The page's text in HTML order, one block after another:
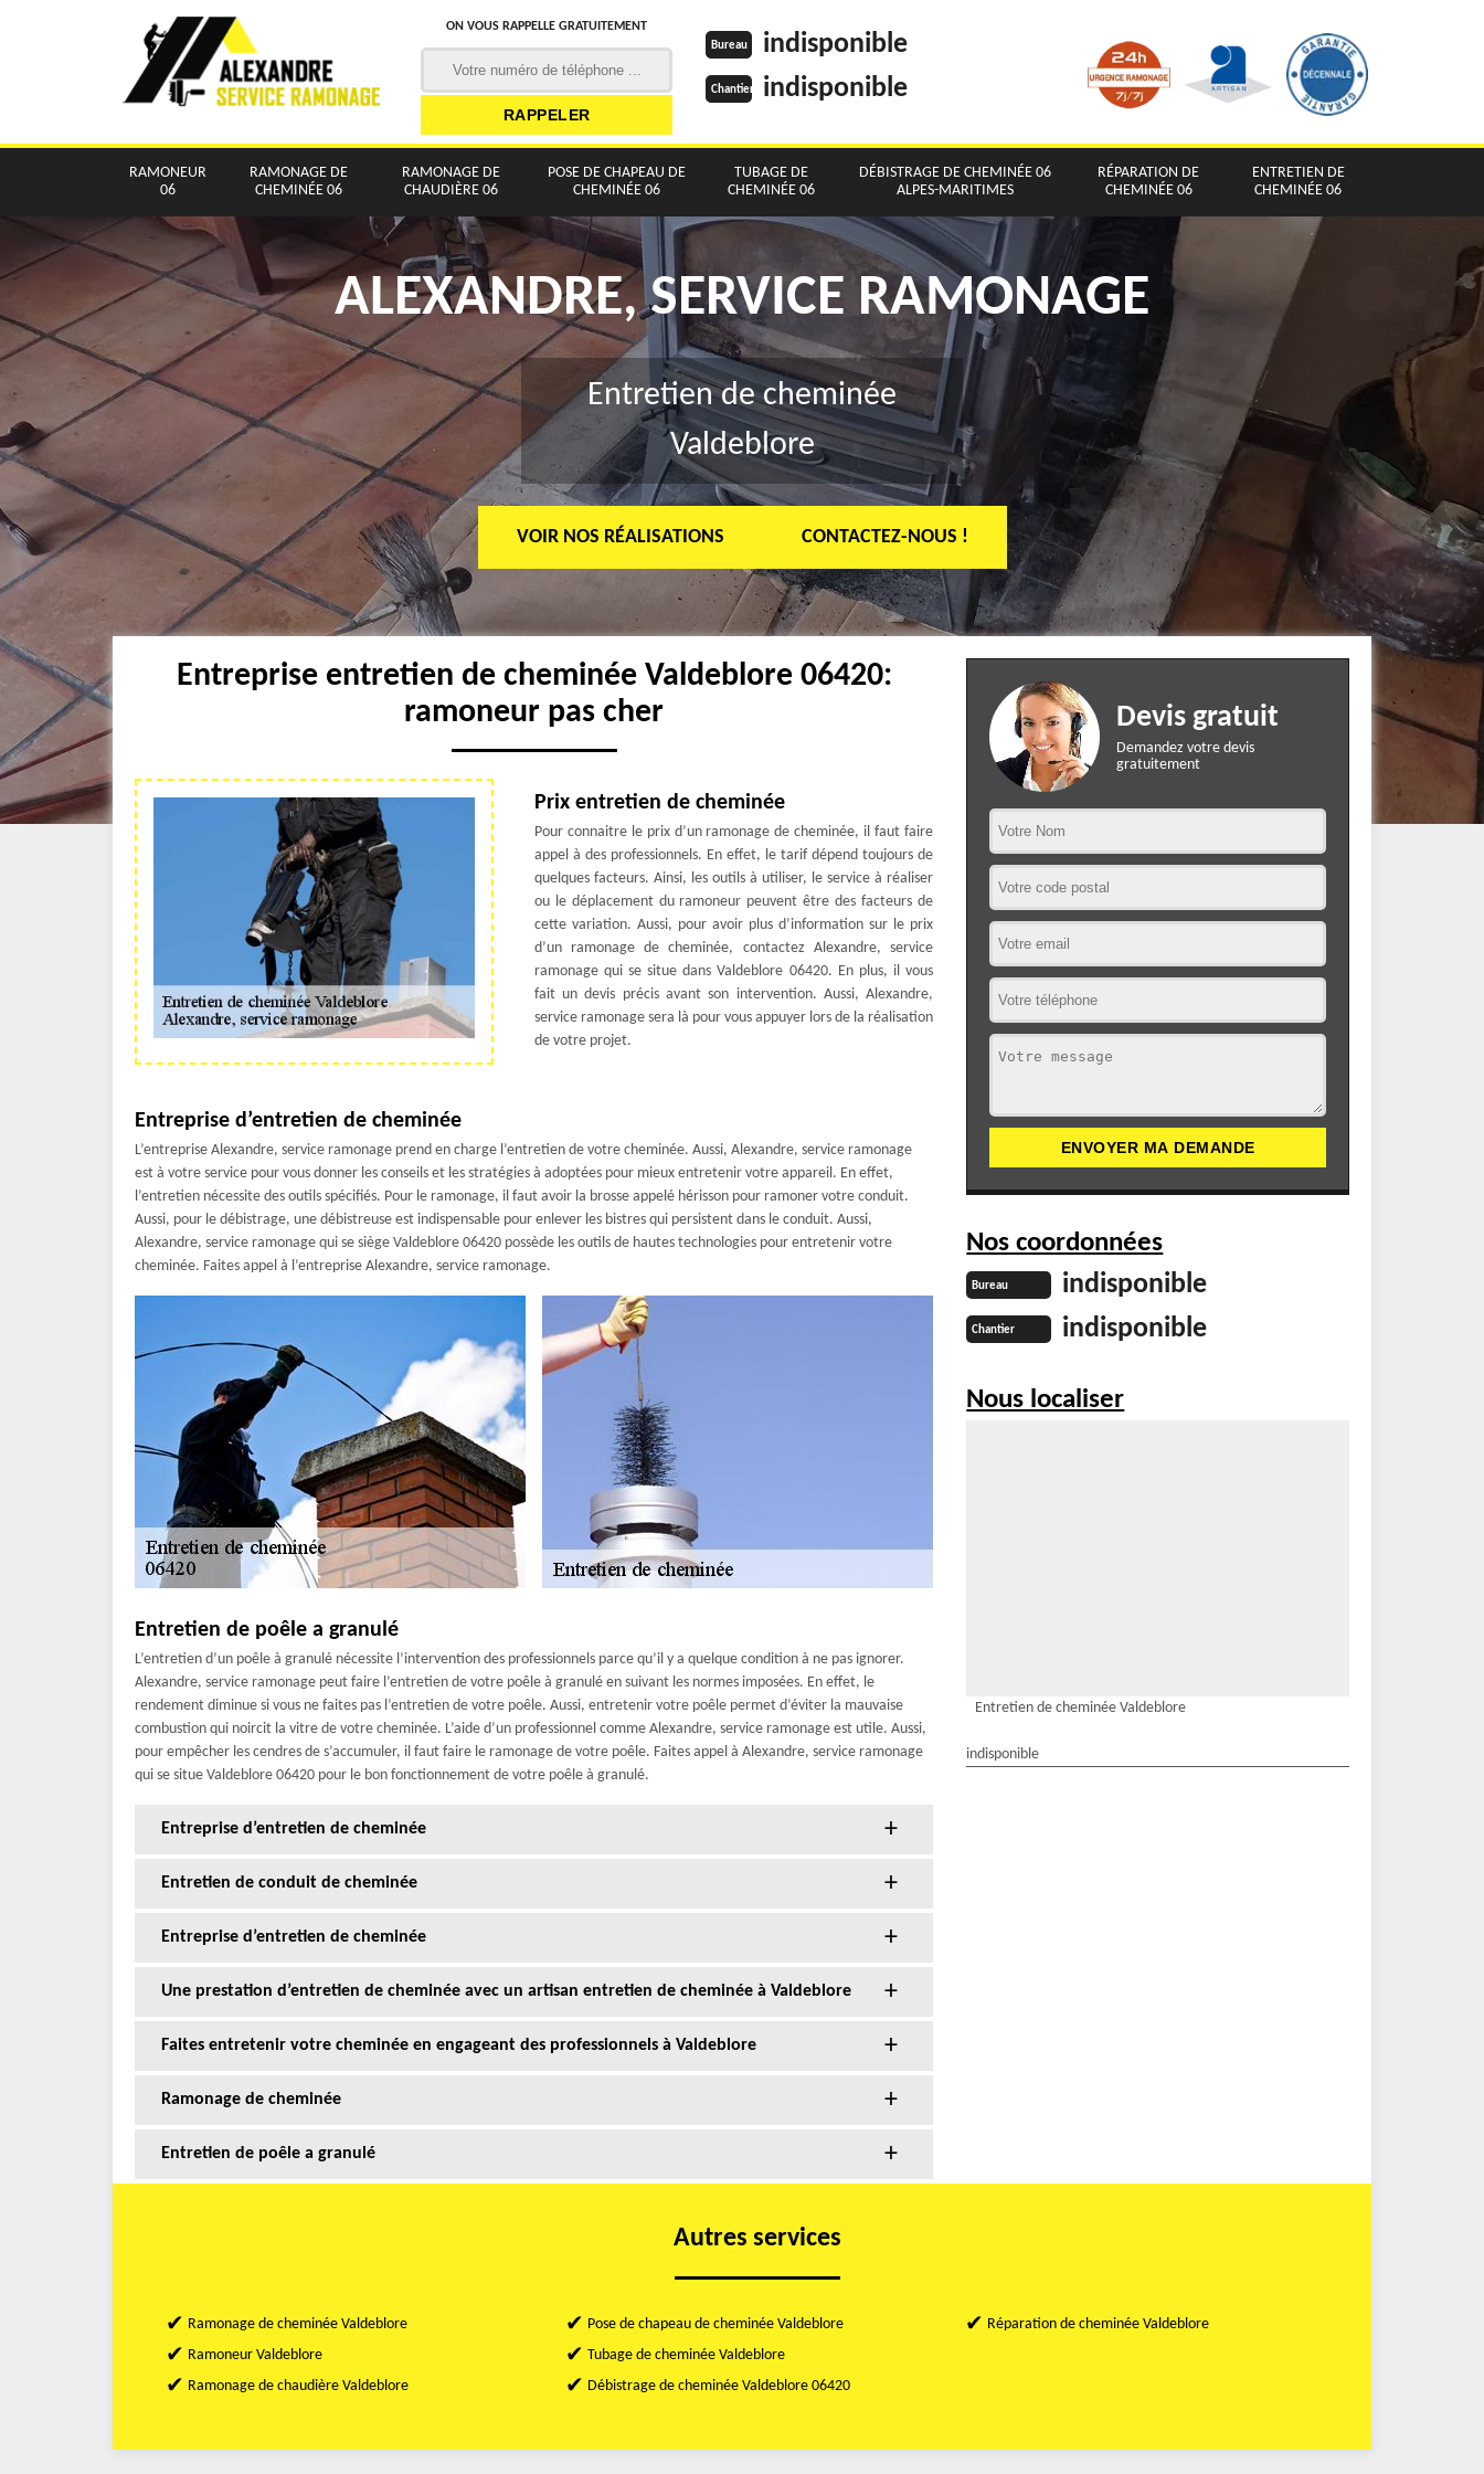
ON VOUS RAPPELLE GRATUITEMENT
Bureau indisponible
Chantier indisponible
RAMONEUR
06
RAMONAGE DE
CHEMINÉE 06
RAMONAGE DE
CHAUDIÈRE 06
POSE DE CHAPEAU DE
CHEMINÉE 06
TUBAGE DE
CHEMINÉE 06
DÉBISTRAGE DE CHEMINÉE 06
ALPES-MARITIMES
RÉPARATION DE
CHEMINÉE 06
ENTRETIEN DE
CHEMINÉE 06
ALEXANDRE, SERVICE RAMONAGE
Entretien de cheminée
Valdeblore
VOIR NOS RÉALISATIONS CONTACTEZ-NOUS !
Entreprise entretien de cheminée Valdeblore 06420:
ramoneur pas cher
Prix entretien de cheminée
Pour connaitre le prix d’un ramonage de cheminée, il faut faire
appel à des professionnels. En effet, le tarif dépend toujours de
quelques facteurs. Ainsi, les outils à utiliser, le service à réaliser
ou le déplacement du ramoneur peuvent être des facteurs de
cette variation. Aussi, pour avoir plus d’information sur le prix
d’un ramonage de cheminée, contactez Alexandre, service
ramonage qui se situe dans Valdeblore 06420. En plus, il vous
fait un devis précis avant son intervention. Aussi, Alexandre,
service ramonage sera là pour vous appuyer lors de la réalisation
de votre projet.
Entreprise d’entretien de cheminée
L’entreprise Alexandre, service ramonage prend en charge l’entretien de votre cheminée. Aussi, Alexandre, service ramonage
est à votre service pour vous donner les conseils et les stratégies à adoptées pour mieux entretenir votre appareil. En effet,
l’entretien nécessite des outils spécifiés. Pour le ramonage, il faut avoir la brosse appelé hérisson pour ramoner votre conduit.
Aussi, pour le débistrage, une débistreuse est indispensable pour enlever les bistres qui persistent dans le conduit. Aussi,
Alexandre, service ramonage qui se siège Valdeblore 06420 possède les outils de hautes technologies pour entretenir votre
cheminée. Faites appel à l’entreprise Alexandre, service ramonage.
Entretien de poêle a granulé
L’entretien d’un poêle à granulé nécessite l’intervention des professionnels parce qu’il y a quelque condition à ne pas ignorer.
Alexandre, service ramonage peut faire l’entretien de votre poêle à granulé en suivant les normes imposées. En effet, le
rendement diminue si vous ne faites pas l’entretien de votre poêle. Aussi, entretenir votre poêle permet d’éviter la mauvaise
combustion qui noircit la vitre de votre cheminée. L’aide d’un professionnel comme Alexandre, service ramonage est utile. Aussi,
pour empêcher les cendres de s’accumuler, il faut faire le ramonage de votre poêle. Faites appel à Alexandre, service ramonage
qui se situe Valdeblore 06420 pour le bon fonctionnement de votre poêle à granulé.
Entreprise d’entretien de cheminée
Entretien de conduit de cheminée
Entreprise d’entretien de cheminée
Une prestation d’entretien de cheminée avec un artisan entretien de cheminée à Valdeblore
Faites entretenir votre cheminée en engageant des professionnels à Valdeblore
Ramonage de cheminée
Entretien de poêle a granulé
Devis gratuit
Demandez votre devis
gratuitement
Nos coordonnées
Bureau indisponible
Chantier indisponible
Nous localiser
Entretien de cheminée Valdeblore
indisponible
Autres services
Ramonage de cheminée Valdeblore
Ramoneur Valdeblore
Ramonage de chaudière Valdeblore
Pose de chapeau de cheminée Valdeblore
Tubage de cheminée Valdeblore
Débistrage de cheminée Valdeblore 06420
Réparation de cheminée Valdeblore